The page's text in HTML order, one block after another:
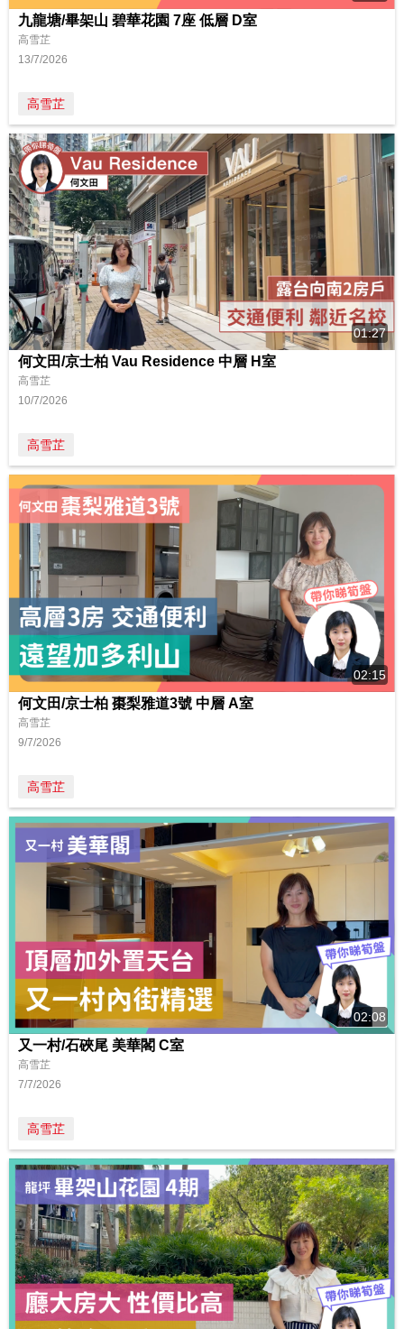
九龍塘/畢架山 碧華花園 7座 低層 D室
高雪芷
13/7/2026
高雪芷
01:27
何文田/京士柏 Vau Residence 中層 H室
高雪芷
10/7/2026
高雪芷
02:15
何文田/京士柏 棗梨雅道3號 中層 A室
高雪芷
9/7/2026
高雪芷
02:08
又一村/石硤尾 美華閣 C室
高雪芷
7/7/2026
高雪芷